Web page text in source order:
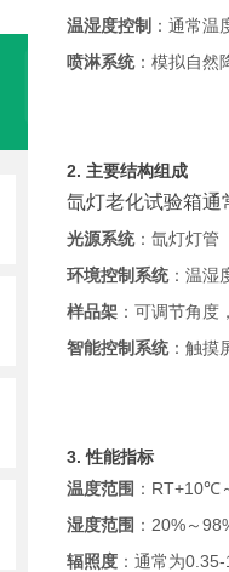
温湿度控制 ：通常
喷淋系统：模拟自然
2. 主要结构组成
氙灯老化试验箱通
光源系统：氙灯灯管
环境控制系统：温湿
样品架：可调节角度
智能控制系统：触摸
3. 性能指标
温度范围 ：RT+10℃
湿度范围 ：20%～
辐照度：通常为0.35-